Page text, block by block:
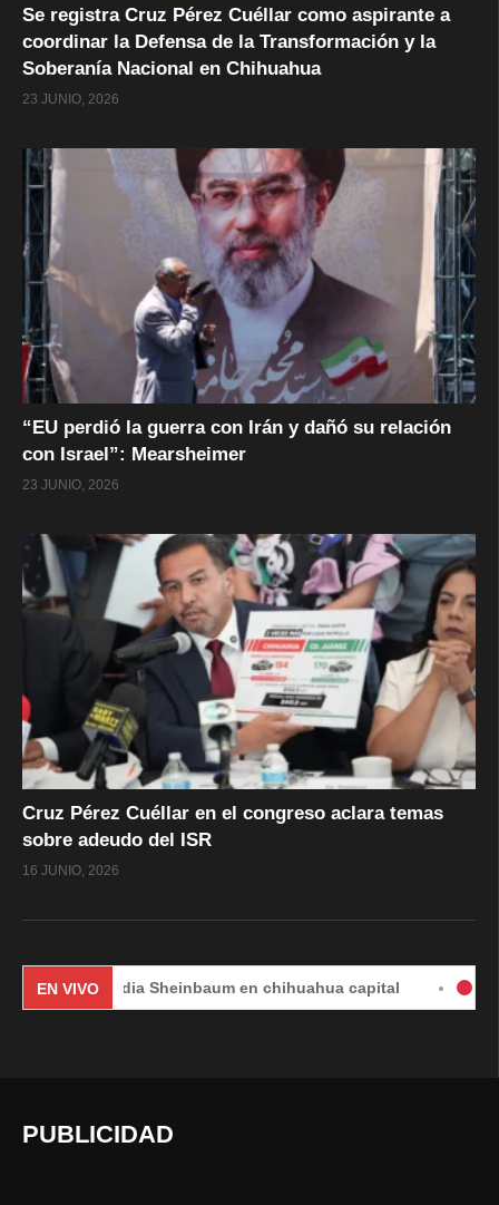
Se registra Cruz Pérez Cuéllar como aspirante a
coordinar la Defensa de la Transformación y la
Soberanía Nacional en Chihuahua
23 JUNIO, 2026
“EU perdió la guerra con Irán y dañó su relación
con Israel”: Mearsheimer
23 JUNIO, 2026
Cruz Pérez Cuéllar en el congreso aclara temas
sobre adeudo del ISR
16 JUNIO, 2026
EN VIVO
Claudia Sheinbaum en chihuahua capital #EnVivo |
PUBLICIDAD